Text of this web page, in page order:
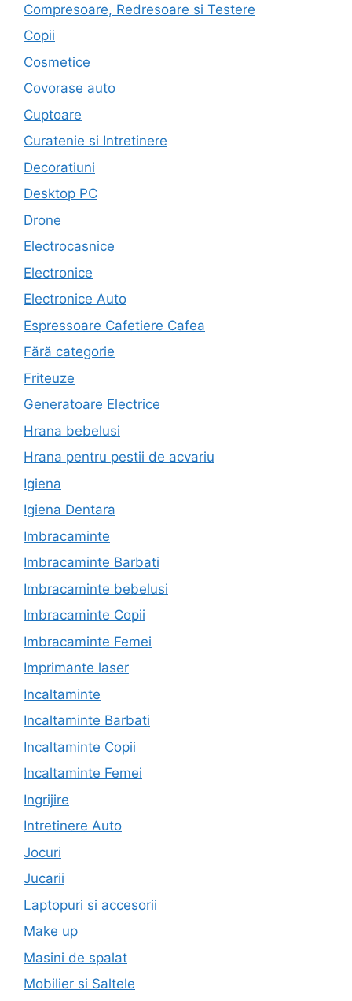
Compresoare, Redresoare si Testere
Copii
Cosmetice
Covorase auto
Cuptoare
Curatenie si Intretinere
Decoratiuni
Desktop PC
Drone
Electrocasnice
Electronice
Electronice Auto
Espressoare Cafetiere Cafea
Fără categorie
Friteuze
Generatoare Electrice
Hrana bebelusi
Hrana pentru pestii de acvariu
Igiena
Igiena Dentara
Imbracaminte
Imbracaminte Barbati
Imbracaminte bebelusi
Imbracaminte Copii
Imbracaminte Femei
Imprimante laser
Incaltaminte
Incaltaminte Barbati
Incaltaminte Copii
Incaltaminte Femei
Ingrijire
Intretinere Auto
Jocuri
Jucarii
Laptopuri si accesorii
Make up
Masini de spalat
Mobilier si Saltele